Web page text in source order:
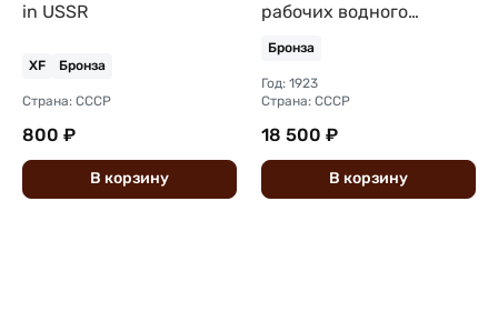
in USSR
XF Бронза
Страна: СССР
800 ₽
В корзину
рабочих водного
бронза
Бронза
Год: 1923
Страна: СССР
18 500 ₽
В корзину